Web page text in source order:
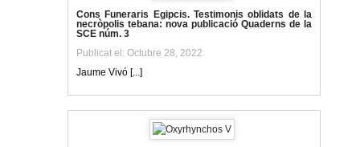
Cons Funeraris Egipcis. Testimonis oblidats de la
necròpolis tebana: nova publicació Quaderns de la
SCE núm. 3
Publicat el: Octubre 28, 2022
Jaume Vivó [...]